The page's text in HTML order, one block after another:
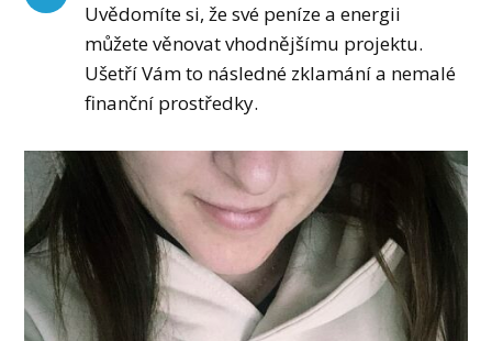
Uvědomíte si, že své peníze a energii
můžete věnovat vhodnějšímu projektu.
Ušetří Vám to následné zklamání a nemalé
finanční prostředky.